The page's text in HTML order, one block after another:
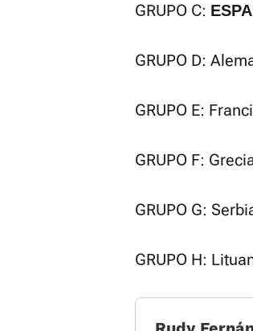
GRUPO C:
GRUPO D:
GRUPO E:
GRUPO F:
GRUPO G:
GRUPO H: